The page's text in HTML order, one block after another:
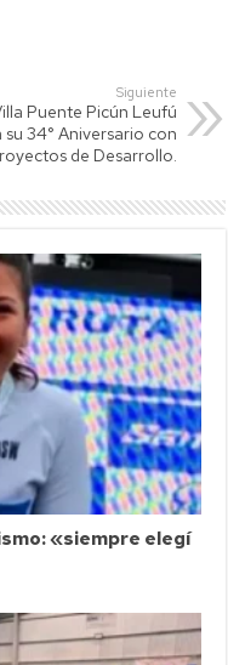
Siguiente
Puente Picún Leufú
su 34° Aniversario con
de Desarrollo.
«siempre elegí